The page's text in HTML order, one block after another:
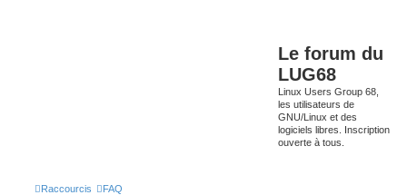
Le forum du
LUG68
Linux Users Group 68,
les utilisateurs de
GNU/Linux et des
logiciels libres. Inscription
ouverte à tous.
Raccourcis FAQ